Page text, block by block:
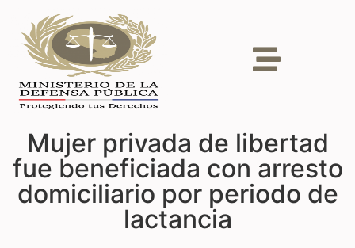
Mujer privada de libertad
fue beneficiada con arresto
domiciliario por periodo de
lactancia